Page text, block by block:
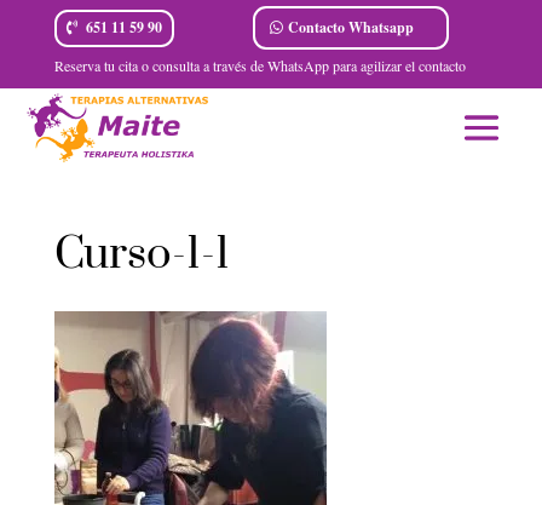
651 11 59 90 Contacto Whatsapp
Reserva tu cita o consulta a través de WhatsApp para agilizar el contacto
Curso-1-1